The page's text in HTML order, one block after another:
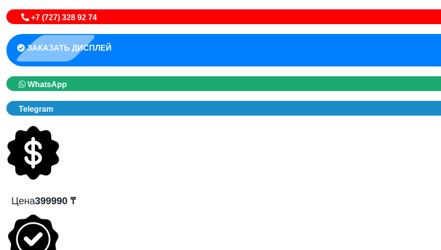
+7 (727) 328 92 74
ЗАКАЗАТЬ ДИСПЛЕЙ
WhatsApp
Telegram
Цена399990 ₸